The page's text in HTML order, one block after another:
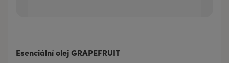
Esenciální olej GRAPEFRUIT